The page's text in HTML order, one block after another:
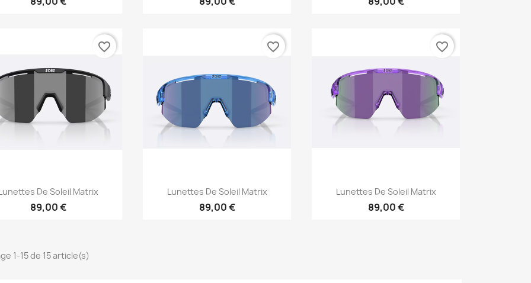
Aperçu rapide
De Soleil Matrix
89,00 €
favorite_border
Aperçu rapide
Lunettes De Soleil Matrix
89,00 €
favorite_border
Aperçu rapide
Lunettes De Soleil Matrix
89,00 €
favorite_border
1-15 de 15 article(s)